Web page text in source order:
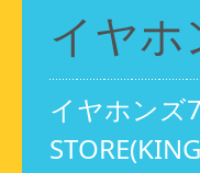
イヤ
イヤホンズ